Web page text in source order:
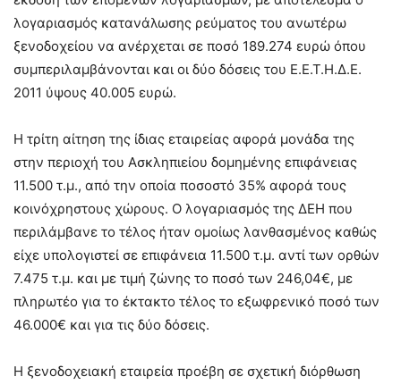
λογαριασμός κατανάλωσης ρεύματος του ανωτέρω
ξενοδοχείου να ανέρχεται σε ποσό 189.274 ευρώ όπου
συμπεριλαμβάνονται και οι δύο δόσεις του Ε.Ε.Τ.Η.Δ.Ε.
2011 ύψους 40.005 ευρώ.
Η τρίτη αίτηση της ίδιας εταιρείας αφορά μονάδα της
στην περιοχή του Ασκληπιείου δομημένης επιφάνειας
11.500 τ.μ., από την οποία ποσοστό 35% αφορά τους
κοινόχρηστους χώρους. Ο λογαριασμός της ΔΕΗ που
περιλάμβανε το τέλος ήταν ομοίως λανθασμένος καθώς
είχε υπολογιστεί σε επιφάνεια 11.500 τ.μ. αντί των ορθών
7.475 τ.μ. και με τιμή ζώνης το ποσό των 246,04€, με
πληρωτέο για το έκτακτο τέλος το εξωφρενικό ποσό των
46.000€ και για τις δύο δόσεις.
Η ξενοδοχειακή εταιρεία προέβη σε σχετική διόρθωση